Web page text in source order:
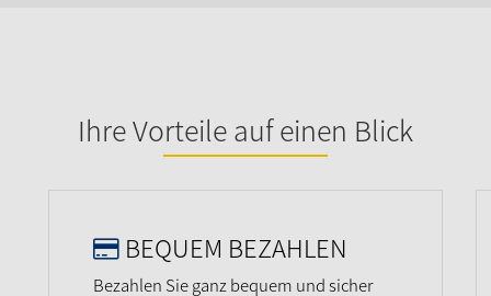
Ihre Vorteile auf einen Blick
BEQUEM BEZAHLEN
Bezahlen Sie ganz bequem und sicher